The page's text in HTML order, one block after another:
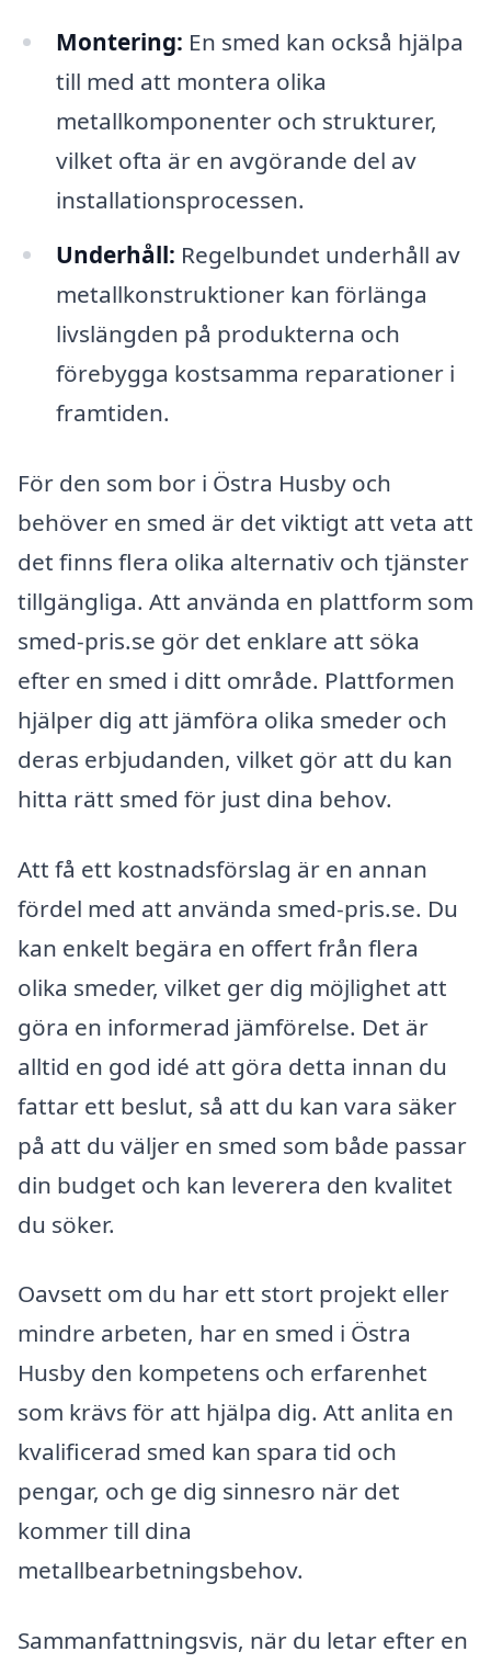
Montering: En smed kan också hjälpa
till med att montera olika
metallkomponenter och strukturer,
vilket ofta är en avgörande del av
installationsprocessen.
Underhåll: Regelbundet underhåll av
metallkonstruktioner kan förlänga
livslängden på produkterna och
förebygga kostsamma reparationer i
framtiden.
För den som bor i Östra Husby och
behöver en smed är det viktigt att veta att
det finns flera olika alternativ och tjänster
tillgängliga. Att använda en plattform som
smed-pris.se gör det enklare att söka
efter en smed i ditt område. Plattformen
hjälper dig att jämföra olika smeder och
deras erbjudanden, vilket gör att du kan
hitta rätt smed för just dina behov.
Att få ett kostnadsförslag är en annan
fördel med att använda smed-pris.se. Du
kan enkelt begära en offert från flera
olika smeder, vilket ger dig möjlighet att
göra en informerad jämförelse. Det är
alltid en god idé att göra detta innan du
fattar ett beslut, så att du kan vara säker
på att du väljer en smed som både passar
din budget och kan leverera den kvalitet
du söker.
Oavsett om du har ett stort projekt eller
mindre arbeten, har en smed i Östra
Husby den kompetens och erfarenhet
som krävs för att hjälpa dig. Att anlita en
kvalificerad smed kan spara tid och
pengar, och ge dig sinnesro när det
kommer till dina
metallbearbetningsbehov.
Sammanfattningsvis, när du letar efter en